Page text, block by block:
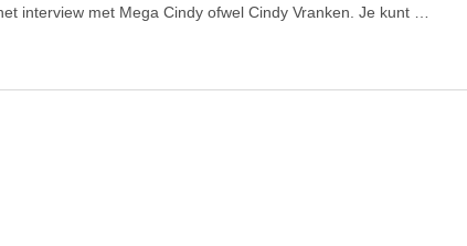
interview met Mega Cindy ofwel Cindy Vranken. Je kunt …